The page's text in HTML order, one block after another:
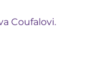
Coufalovi.